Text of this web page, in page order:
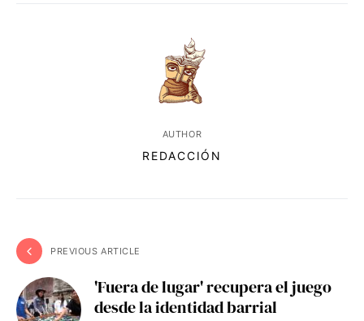
AUTHOR
REDACCIÓN
PREVIOUS ARTICLE
'Fuera de lugar' recupera el juego
desde la identidad barrial